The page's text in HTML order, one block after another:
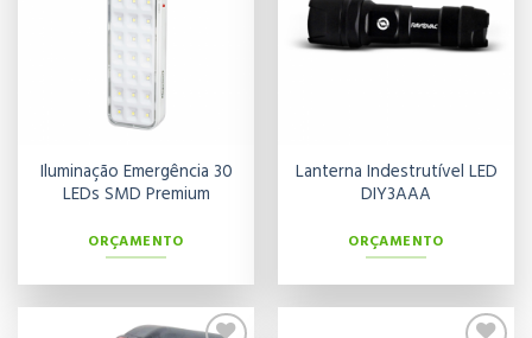
Iluminação Emergência 30
LEDs SMD Premium
ORÇAMENTO
desejos
Lanterna Indestrutível LED
DIY3AAA
ORÇAMENTO